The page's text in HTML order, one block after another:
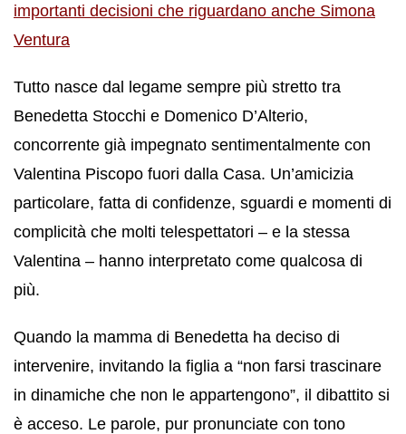
importanti decisioni che riguardano anche Simona
Ventura
Tutto nasce dal legame sempre più stretto tra
Benedetta Stocchi e Domenico D’Alterio,
concorrente già impegnato sentimentalmente con
Valentina Piscopo fuori dalla Casa. Un’amicizia
particolare, fatta di confidenze, sguardi e momenti di
complicità che molti telespettatori – e la stessa
Valentina – hanno interpretato come qualcosa di
più.
Quando la mamma di Benedetta ha deciso di
intervenire, invitando la figlia a “non farsi trascinare
in dinamiche che non le appartengono”, il dibattito si
è acceso. Le parole, pur pronunciate con tono